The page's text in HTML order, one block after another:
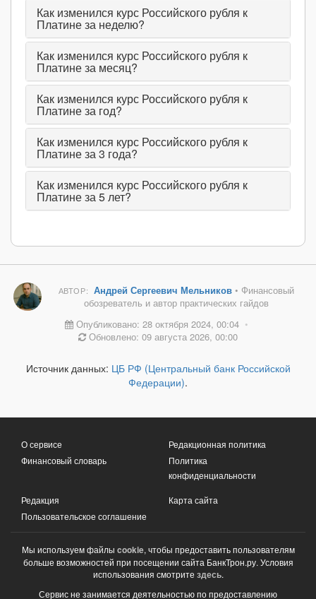
Как изменился курс Российского рубля к
Платине за неделю?
Как изменился курс Российского рубля к
Платине за месяц?
Как изменился курс Российского рубля к
Платине за год?
Как изменился курс Российского рубля к
Платине за 3 года?
Как изменился курс Российского рубля к
Платине за 5 лет?
АВТОР: Андрей Сергеевич Мельников• Финансовый
обозреватель и автор практических гайдов
Опубликовано: 28 октября 2024, 00:04 •
Обновлено: 09 августа 2026, 00:00
Источник данных: ЦБ РФ (Центральный банк Российской
Федерации).
О сервисе
Финансовый словарь
Редакционная политика
Политика
конфиденциальности
Редакция
Пользовательское соглашение
Карта сайта
Мы используем файлы cookie, чтобы предоставить пользователям
больше возможностей при посещении сайта БанкТрон.ру. Условия
использования смотрите здесь.
Сервис не занимается деятельностью по предоставлению